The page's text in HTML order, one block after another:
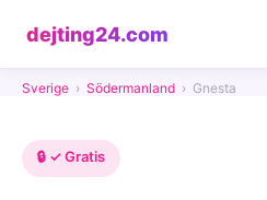
dejting24.com
Sverige › Södermanland › Gnesta
🔒 ✓ Gratis